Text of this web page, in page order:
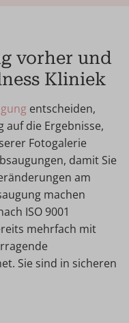
vorher und
Kliniek
entscheiden,
auf die Ergebnisse,
Fotogalerie
damit Sie
am
machen
ISO 9001
mehrfach mit
Sie sind in sicheren